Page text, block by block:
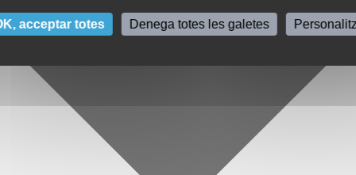
acceptar totes Denega totes les galetes